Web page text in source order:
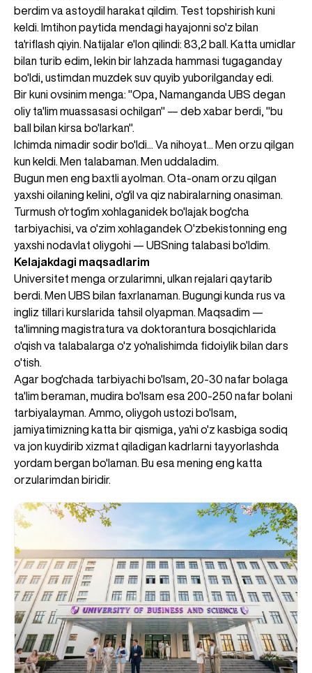
berdim va astoydil harakat qildim. Test topshirish kuni
keldi. Imtihon paytida mendagi hayajonni so'z bilan
ta'riflash qiyin. Natijalar e'lon qilindi: 83,2 ball. Katta umidlar
bilan turib edim, lekin bir lahzada hammasi tugaganday
bo'ldi, ustimdan muzdek suv quyib yuborilganday edi.
Bir kuni ovsinim menga: "Opa, Namanganda UBS degan
oliy ta'lim muassasasi ochilgan" — deb xabar berdi, "bu
ball bilan kirsa bo'larkan".
Ichimda nimadir sodir bo'ldi... Va nihoyat... Men orzu qilgan
kun keldi. Men talabaman. Men uddaladim.
Bugun men eng baxtli ayolman. Ota-onam orzu qilgan
yaxshi oilaning kelini, o'g'il va qiz nabiralarning onasiman.
Turmush o'rtog'im xohlaganidek bo'lajak bog'cha
tarbiyachisi, va o'zim xohlagandek O'zbekistonning eng
yaxshi nodavlat oliygohi — UBSning talabasi bo'ldim.
Kelajakdagi maqsadlarim
Universitet menga orzularimni, ulkan rejalari qaytarib
berdi. Men UBS bilan faxrlanaman. Bugungi kunda rus va
ingliz tillari kurslarida tahsil olyapman. Maqsadim —
ta'limning magistratura va doktorantura bosqichlarida
o'qish va talabalarga o'z yo'nalishimda fidoiylik bilan dars
o'tish.
Agar bog'chada tarbiyachi bo'lsam, 20-30 nafar bolaga
ta'lim beraman, mudira bo'lsam esa 200-250 nafar bolani
tarbiyalayman. Ammo, oliygoh ustozi bo'lsam,
jamiyatimizning katta bir qismiga, ya'ni o'z kasbiga sodiq
va jon kuydirib xizmat qiladigan kadrlarni tayyorlashda
yordam bergan bo'laman. Bu esa mening eng katta
orzularimdan biridir.